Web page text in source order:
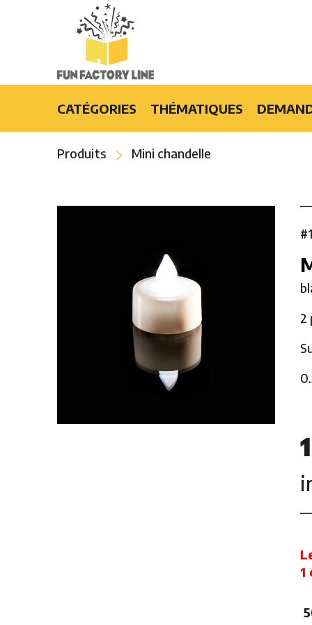
CATÉGORIES
Accessoires mode et cadeaux
Événements spéciaux
THÉMATIQUES
Disco
Hawaïens
Hip-Hop
Hollywood
Mardi gras
Mille et une nuits
Pirate
Ruban rose
Safari
Voyage autour du monde
Produits Mini chandelle
2
1